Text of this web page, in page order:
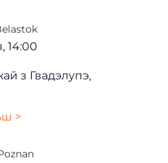
14:00
з Гвадэлупэ,
>